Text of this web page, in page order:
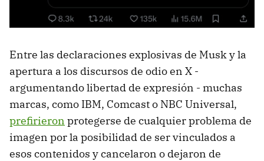
Entre las declaraciones explosivas de Musk y la
apertura a los discursos de odio en X -
argumentando libertad de expresión - muchas
marcas, como IBM, Comcast o NBC Universal,
prefirieron protegerse de cualquier problema de
imagen por la posibilidad de ser vinculados a
esos contenidos y cancelaron o dejaron de